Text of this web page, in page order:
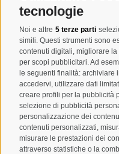
tecnologie
Noi e altre 5 terze parti
simili. Questi strumenti sono
contenuti digitali, migliorare
per scopi pubblicitari. Ad
le seguenti finalità: archiviare
accedervi, utilizzare dati
creare profili per la pubblicità
selezione di pubblicità
personalizzazione dei
contenuti personalizzati,
misurare le prestazioni dei
attraverso statistiche o la
info@taufers.com